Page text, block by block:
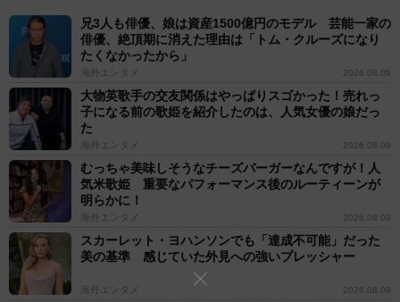
兄3人も俳優、娘は資産1500億円のモデル 芸能一家の
俳優、絶頂期に消えた理由は「トム・クルーズになり
たくなかったから」
海外エンタメ 2026.08.09
大物英歌手の交友関係はやっぱりスゴかった！売れっ
子になる前の歌姫を紹介したのは、人気女優の娘だっ
た
海外エンタメ 2026.08.09
むっちゃ美味しそうなチーズバーガーなんですが！人
気米歌姫 重要なパフォーマンス後のルーティーンが
明らかに！
海外エンタメ 2026.08.09
スカーレット・ヨハンソンでも「達成不可能」だった
美の基準 感じていた外見への強いプレッシャー
海外エンタメ 2026.08.09